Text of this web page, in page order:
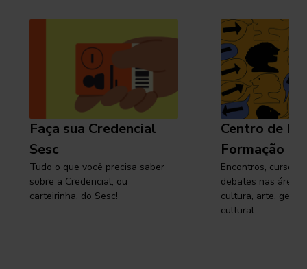
Faça sua Credencial
Sesc
Tudo o que você precisa saber
sobre a Credencial, ou
carteirinha, do Sesc!
Centro de
Formação
Encontros, cursos,
debates nas áreas
cultura, arte,
cultural